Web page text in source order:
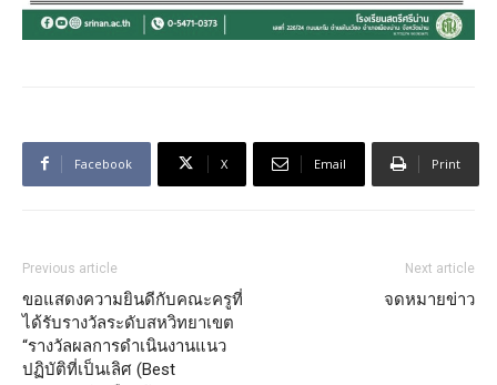
Facebook X Email Print
Previous article
ขอแสดงความยินดีกับคณะครูที่
ได้รับรางวัลระดับสหวิทยาเขต
“รางวัลผลการดำเนินงานแนว
ปฏิบัติที่เป็นเลิศ (Best
Next article
จดหมายข่าว